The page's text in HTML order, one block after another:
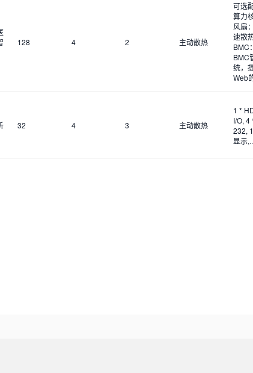
128 4 2 主动散热
可选
算力
风扇
速散
BMC
BMC
统，
Web
二次
32 4 3 主动散热
1 *
I/O, 4
232,
显示,